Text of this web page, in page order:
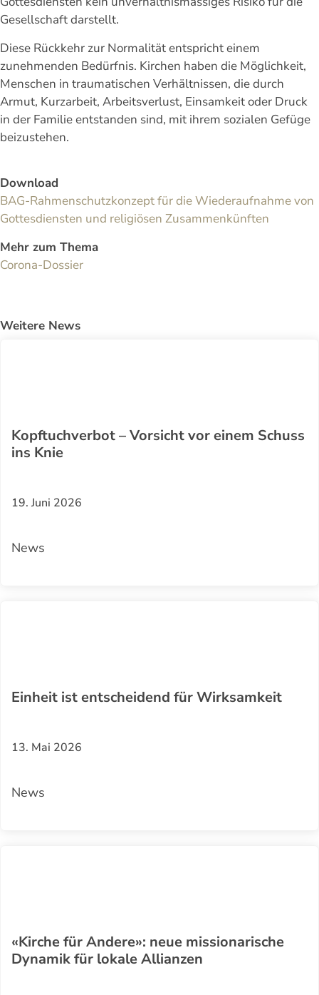
Gesellschaft darstellt.
Diese Rückkehr zur Normalität entspricht einem
zunehmenden Bedürfnis. Kirchen haben die Möglichkeit,
Menschen in traumatischen Verhältnissen, die durch
Armut, Kurzarbeit, Arbeitsverlust, Einsamkeit oder Druck
in der Familie entstanden sind, mit ihrem sozialen Gefüge
beizustehen.
Download
BAG-Rahmenschutzkonzept für die Wiederaufnahme von
Gottesdiensten und religiösen Zusammenkünften
Mehr zum Thema
Corona-Dossier
Weitere News
Kopftuchverbot – Vorsicht vor einem Schuss
ins Knie
19. Juni 2026
News
Einheit ist entscheidend für Wirksamkeit
13. Mai 2026
News
«Kirche für Andere»: neue missionarische
Dynamik für lokale Allianzen